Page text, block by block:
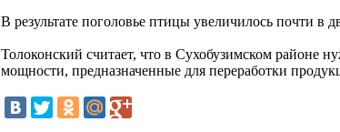
В результате поголовье птицы увеличилось почти в
Толоконский считает, что в Сухобузимском районе
мощности, предназначенные для переработки